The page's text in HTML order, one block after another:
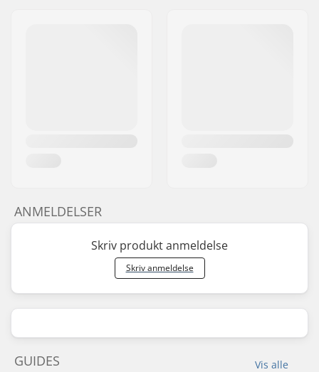
ANMELDELSER
Skriv produkt anmeldelse
Skriv anmeldelse
Vis alle
GUIDES